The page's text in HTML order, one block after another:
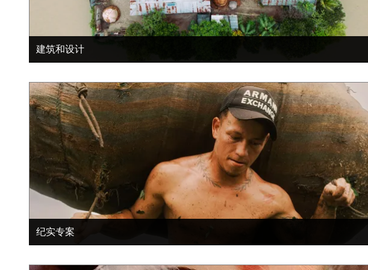
建筑和设计
纪实专案